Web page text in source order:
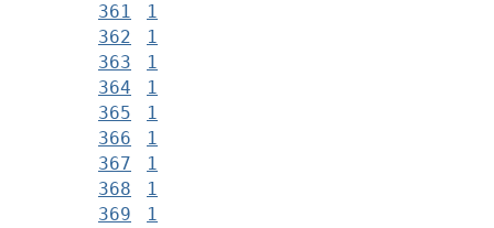
361
1
362
1
363
1
364
1
365
1
366
1
367
1
368
1
369
1